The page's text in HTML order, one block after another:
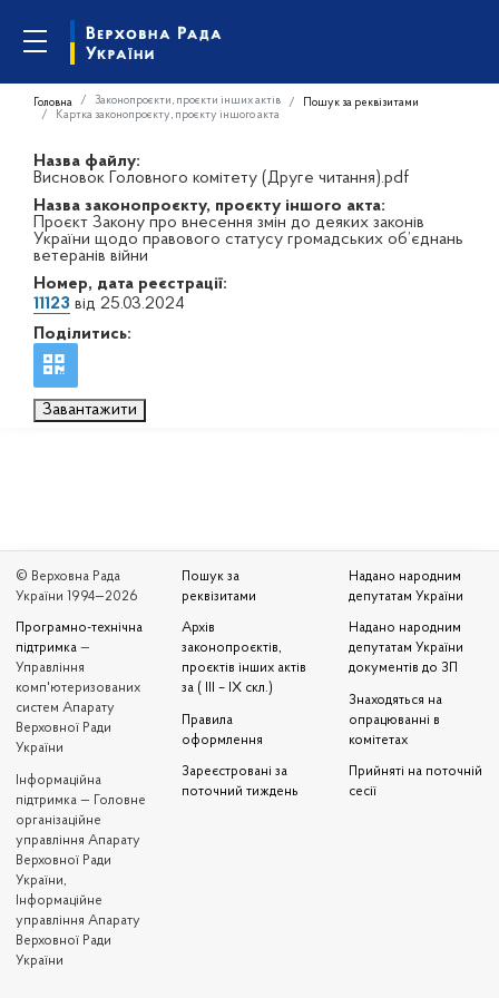
Головна Законопроєкти, проєкти інших актів
Пошук за реквізитами
Картка законопроєкту, проєкту іншого акта
Назва файлу:
Висновок Головного комітету (Друге читання).pdf
Назва законопроєкту, проєкту іншого акта:
Проєкт Закону про внесення змін до деяких законів
України щодо правового статусу громадських об’єднань
ветеранів війни
Номер, дата реєстрації:
11123 від 25.03.2024
Поділитись:
Завантажити
© Верховна Рада
України 1994—2026
Програмно-технічна
підтримка —
Управління
комп'ютеризованих
систем Апарату
Верховної Ради
України
Iнформаційна
підтримка — Головне
організаційне
управління Апарату
Верховної Ради
України,
Інформаційне
управління Апарату
Верховної Ради
України
Пошук за
реквізитами
Архів
законопроєктів,
проєктів інших актів
за ( III – IX скл.)
Правила
оформлення
Зареєстровані за
поточний тиждень
Надано народним
депутатам України
Надано народним
депутатам України
документів до ЗП
Знаходяться на
опрацюванні в
комітетах
Прийняті на поточній
сесії